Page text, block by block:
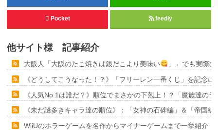
Pocket feedly
他サイト様 記事紹介
大阪人「大阪のたこ焼きは銀だこより美味い
」←でも実際の
《どうしてこうなった！？》「フリーレン一番くじ」を記念
《人気No.1は誰だ？》順位でまさかの下剋上！？「魔族達の
《未だ謎多きキャラ達の順位》：「女神の石碑編」＆「帝国
WiiUのホラーゲームを名作からマイナーゲームまで一挙紹介